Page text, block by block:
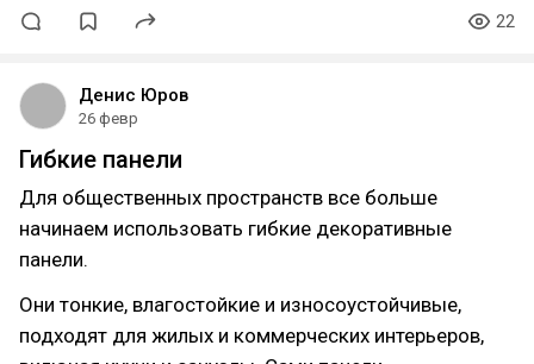
22
Денис Юров
26 февр
Гибкие панели
Для общественных пространств все больше
начинаем использовать гибкие декоративные
панели.
Они тонкие, влагостойкие и износоустойчивые,
подходят для жилых и коммерческих интерьеров,